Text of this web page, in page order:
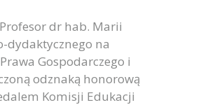
dr hab. Marii
dydaktycznego na
Gospodarczego i
odznaką honorową
Komisji Edukacji